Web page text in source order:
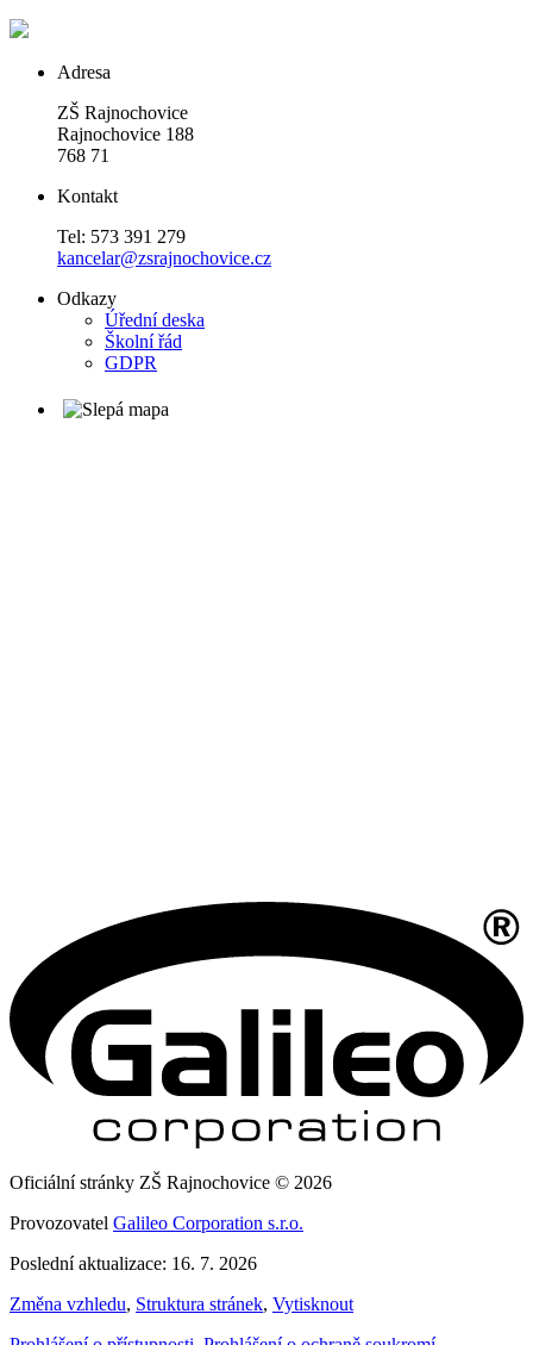
Adresa
ZŠ Rajnochovice
Rajnochovice 188
768 71
Kontakt
Tel: 573 391 279
kancelar@zsrajnochovice.cz
Odkazy
Úřední deska
Školní řád
GDPR
Oficiální stránky ZŠ Rajnochovice © 2026
Provozovatel Galileo Corporation s.r.o.
Poslední aktualizace: 16. 7. 2026
Změna vzhledu, Struktura stránek, Vytisknout